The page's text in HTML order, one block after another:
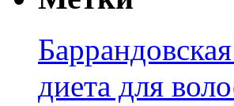
диета для